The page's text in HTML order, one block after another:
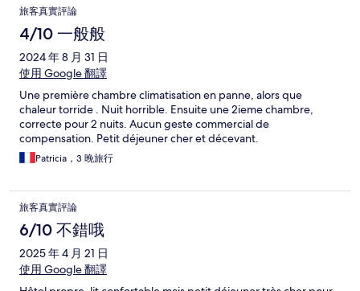
旅客真實評論
4/10 一般般
2024 年 8 月 31 日
使用 Google 翻譯
Une première chambre climatisation en panne, alors que
chaleur torride . Nuit horrible. Ensuite une 2ieme chambre,
correcte pour 2 nuits. Aucun geste commercial de
compensation. Petit déjeuner cher et décevant.
Patricia，3 晚旅行
旅客真實評論
6/10 不錯哦
2025 年 4 月 21 日
使用 Google 翻譯